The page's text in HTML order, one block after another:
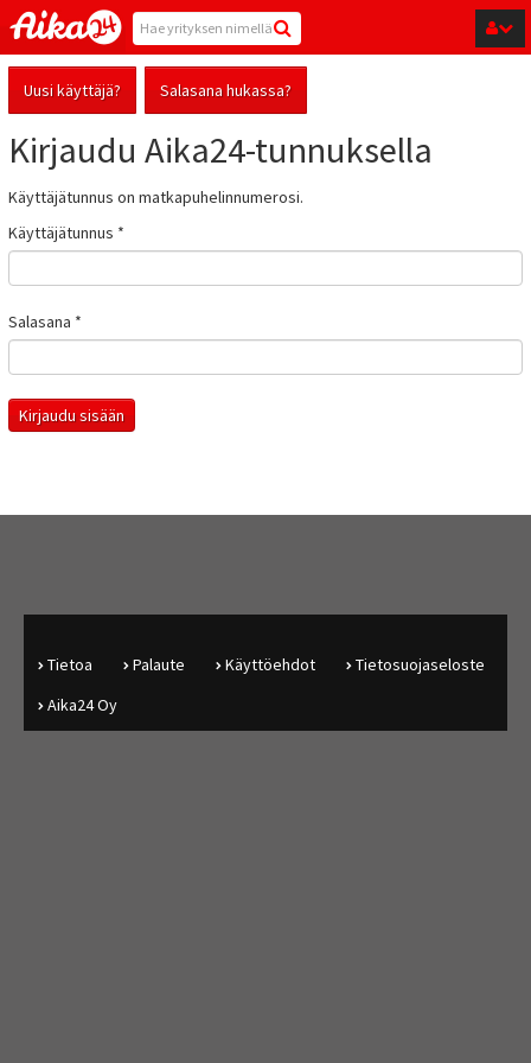
Hyppää pääsisältöön
Uusi käyttäjä? Salasana hukassa?
Kirjaudu Aika24-tunnuksella
Käyttäjätunnus on matkapuhelinnumerosi.
Käyttäjätunnus *
Salasana *
Kirjaudu sisään
Tietoa Palaute Käyttöehdot
Tietosuojaseloste
Aika24 Oy